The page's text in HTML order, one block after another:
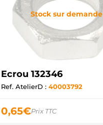
Stock sur demande
Ecrou 132346
Ref. AtelierD : 40003792
0,65€Prix TTC